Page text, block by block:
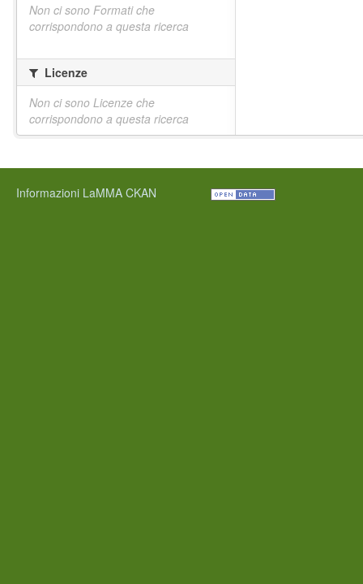
Non ci sono Formati che
corrispondono a questa ricerca
Licenze
Non ci sono Licenze che
corrispondono a questa ricerca
Informazioni LaMMA CKAN